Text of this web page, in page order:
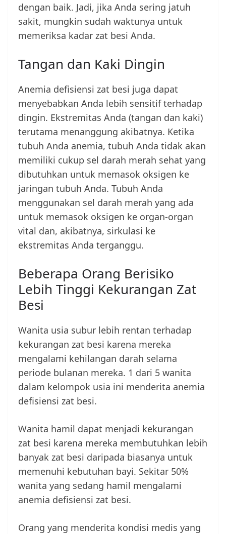
dengan baik. Jadi, jika Anda sering jatuh
sakit, mungkin sudah waktunya untuk
memeriksa kadar zat besi Anda.
Tangan dan Kaki Dingin
Anemia defisiensi zat besi juga dapat
menyebabkan Anda lebih sensitif terhadap
dingin. Ekstremitas Anda (tangan dan kaki)
terutama menanggung akibatnya. Ketika
tubuh Anda anemia, tubuh Anda tidak akan
memiliki cukup sel darah merah sehat yang
dibutuhkan untuk memasok oksigen ke
jaringan tubuh Anda. Tubuh Anda
menggunakan sel darah merah yang ada
untuk memasok oksigen ke organ-organ
vital dan, akibatnya, sirkulasi ke
ekstremitas Anda terganggu.
Beberapa Orang Berisiko
Lebih Tinggi Kekurangan Zat
Besi
Wanita usia subur lebih rentan terhadap
kekurangan zat besi karena mereka
mengalami kehilangan darah selama
periode bulanan mereka. 1 dari 5 wanita
dalam kelompok usia ini menderita anemia
defisiensi zat besi.
Wanita hamil dapat menjadi kekurangan
zat besi karena mereka membutuhkan lebih
banyak zat besi daripada biasanya untuk
memenuhi kebutuhan bayi. Sekitar 50%
wanita yang sedang hamil mengalami
anemia defisiensi zat besi.
Orang yang menderita kondisi medis yang